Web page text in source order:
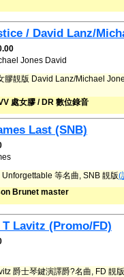
/ David Lanz/
Jones David
膠靚版 David Lanz/Michael
處女膠 / DR 數位錄音
Last (SNB)
等名曲, SNB 靚版(
Brunet master
Lavitz (Promo/FD)
爵士琴鍵演譯爵?名曲, FD 靚版